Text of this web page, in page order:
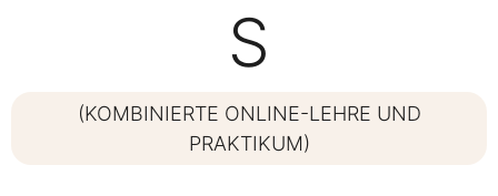
S
(KOMBINIERTE ONLINE-LEHRE UND
PRAKTIKUM)